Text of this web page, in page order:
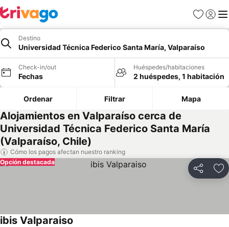
Favoritos
Iniciar
Destino
Universidad Técnica Federico Santa María, Valparaíso
Check-in/out
Fechas
Huéspedes/habitaciones
2 huéspedes, 1 habitación
Ordenar Filtrar Mapa
Alojamientos en Valparaíso cerca de
Universidad Técnica Federico Santa María
(Valparaíso, Chile)
Cómo los pagos afectan nuestro ranking
Compartir
Opción destacada
ibis Valparaiso